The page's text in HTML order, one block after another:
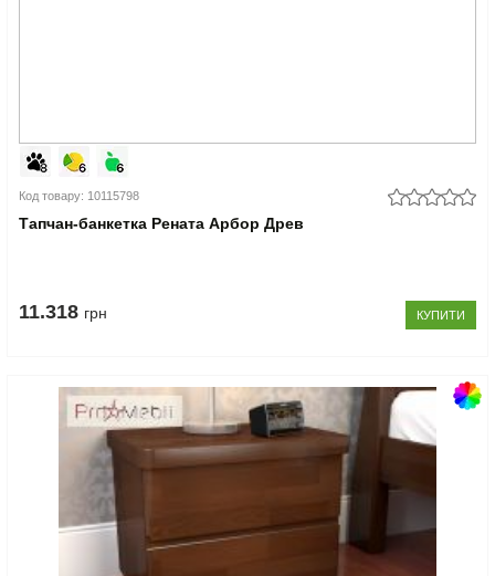
Код товару: 10115798
Тапчан-банкетка Рената Арбор Древ
11.318 грн КУПИТИ